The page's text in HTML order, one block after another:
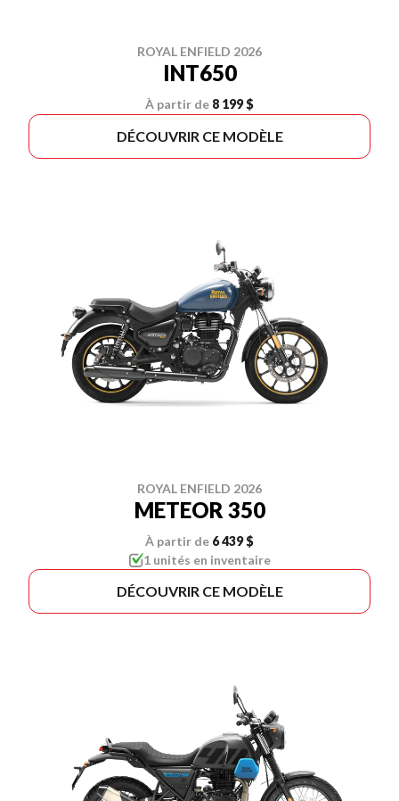
ROYAL ENFIELD 2026
INT650
À partir de 8 199 $
DÉCOUVRIR CE MODÈLE
ROYAL ENFIELD 2026
METEOR 350
À partir de 6 439 $
1 unités en inventaire
DÉCOUVRIR CE MODÈLE